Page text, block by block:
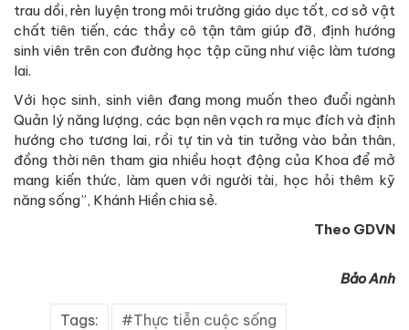
trau dồi, rèn luyện trong môi trường giáo dục tốt, cơ sở vật
chất tiên tiến, các thầy cô tận tâm giúp đỡ, định hướng
sinh viên trên con đường học tập cũng như việc làm tương
lai.
Với học sinh, sinh viên đang mong muốn theo đuổi ngành
Quản lý năng lượng, các bạn nên vạch ra mục đích và định
hướng cho tương lai, rồi tự tin và tin tưởng vào bản thân,
đồng thời nên tham gia nhiều hoạt động của Khoa để mở
mang kiến thức, làm quen với người tài, học hỏi thêm kỹ
năng sống”, Khánh Hiền chia sẻ.
Theo GDVN
Bảo Anh
Tags: Thực tiễn cuộc sống